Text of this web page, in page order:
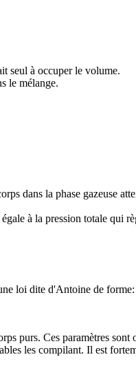
seul à occuper le volume.
le mélange.
dans la phase gazeuse
à la pression totale qui
loi dite d'Antoine de forme:
purs. Ces paramètres
les compilant. Il est